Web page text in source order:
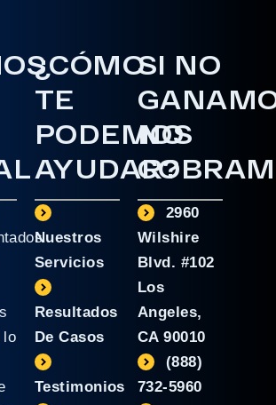
lo
¿CÓMO
TE
PODEMOS
AYUDAR?
Nuestros
Servicios
Resultados
De Casos
Testimonios
SI NO
NO
2960
Wilshire
Blvd. #102
Los
Angeles,
CA 90010
(888)
732-5960